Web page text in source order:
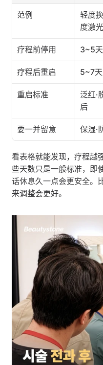
范例
轻度
度激光
疗程前停用 3~5
疗程后重启 5~7
重启标准
泛红·
后
要一并留意 保湿·
看表格就能发现，疗程越
些天数只是一般标准，即
话休息久一点会更安全。
来调整会更好。